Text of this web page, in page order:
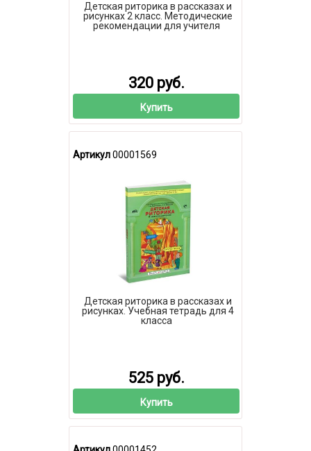
Детская риторика в рассказах и
рисунках 2 класс. Методические
рекомендации для учителя
320 руб.
Купить
Артикул00001569
Детская риторика в рассказах и
рисунках. Учебная тетрадь для 4
класса
525 руб.
Купить